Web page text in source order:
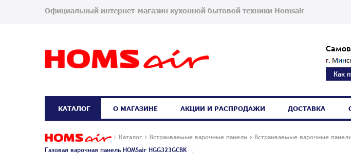
Официальный интернет-магазин кухонной бытовой техники Homsair
Как
Каталог Встраиваемые варочные панели
Встраиваемые варочные
Газовая варочная панель HOMSair HGG323GCBK
КАТАЛОГ О МАГАЗИНЕ АКЦИИ И РАСПРОДАЖИ ДОСТАВКА